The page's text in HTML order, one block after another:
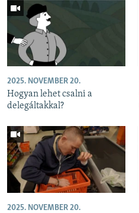
2025. NOVEMBER 20.
Hogyan lehet csalni a
delegáltakkal?
2025. NOVEMBER 20.